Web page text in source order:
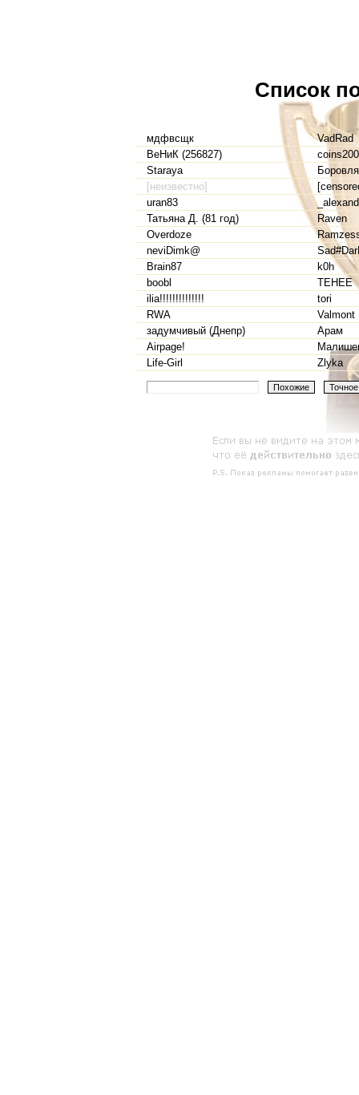
Список
мдфвсщк
VadRad
ВеНиК (256827)
Staraya
[неизвестно]
uran83
Татьяна Д. (81 год)
Raven
Overdoze
neviDimk@
Brain87
k0h
boobl
TEHEE
ilia!!!!!!!!!!!!!!
tori
RWA
Valmont
задумчивый (Днепр)
Арам
Airpage!
Life-Girl
Zlyka